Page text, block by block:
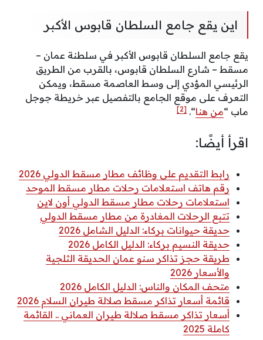
اين يقع جامع السلطان قابوس الأكبر
يقع جامع السلطان قابوس الأكبر في سلطنة عمان –
مسقط – شارع السلطان قابوس، بالقرب من الطريق
الرئيسي المؤدي إلى وسط العاصمة مسقط، ويمكن
التعرف على موقع الجامع بالتفصيل عبر خريطة جوجل
ماب “من هنا“.
[2]
اقرأ أيضًا:
رابط التقديم على وظائف مطار مسقط الدولي 2026
رقم هاتف استعلامات رحلات مطار مسقط الموحد
استعلامات رحلات مطار مسقط الدولي أون لاين
تتبع الرحلات المغادرة من مطار مسقط الدولي
حديقة حيوانات بركاء: الدليل الشامل 2026
حديقة النسيم بركاء: الدليل الكامل 2026
طريقة حجز تذاكر سنو عمان الحديقة الثلجية
والأسعار 2026
متحف المكان والناس: الدليل الكامل 2026
قائمة أسعار تذاكر مسقط صلالة طيران السلام 2026
أسعار تذاكر مسقط صلالة طيران العماني .. القائمة
كاملة 2025